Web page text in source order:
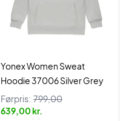
Yonex Women Sweat
Hoodie 37006 Silver Grey
Førpris: 799,00
639,00 kr.